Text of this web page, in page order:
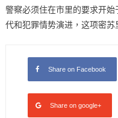
警察必须住在市里的要求开
代和犯罪情势演进，这项密苏
Share on Facebook
Share on google+